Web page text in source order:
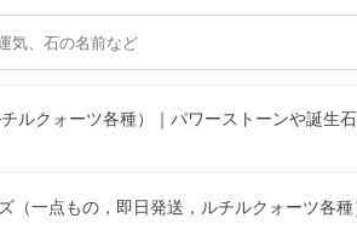
ルクォーツ各種）｜パワーストーンや誕生
（一点もの，即日発送，ルチルクォーツ各種